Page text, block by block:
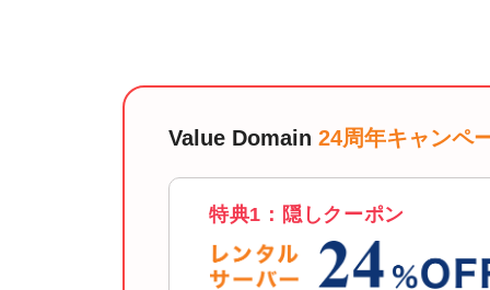
Value Domain 24周年キャンペ
特典1：隠しクーポン